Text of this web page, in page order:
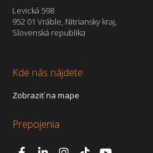
Levická 598
952 01 Vráble, Nitriansky kraj,
Slovenská republika
Kde nás nájdete
Zobraziť na mape
Prepojenia